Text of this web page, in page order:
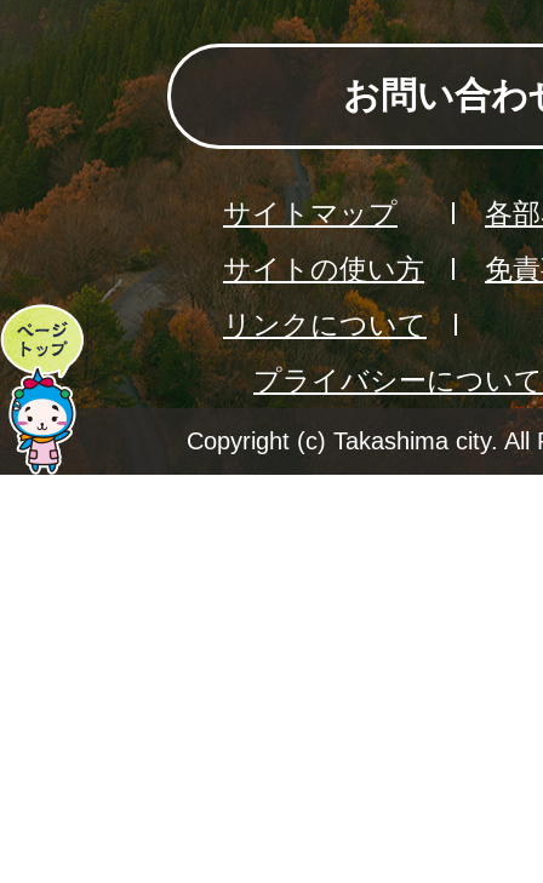
ペ
ー
ジ
お問い合わ
サイトマップ
各
サイトの使い方
免
リンクについて
プライバシーについて
Copyright (c) Takashima city. All